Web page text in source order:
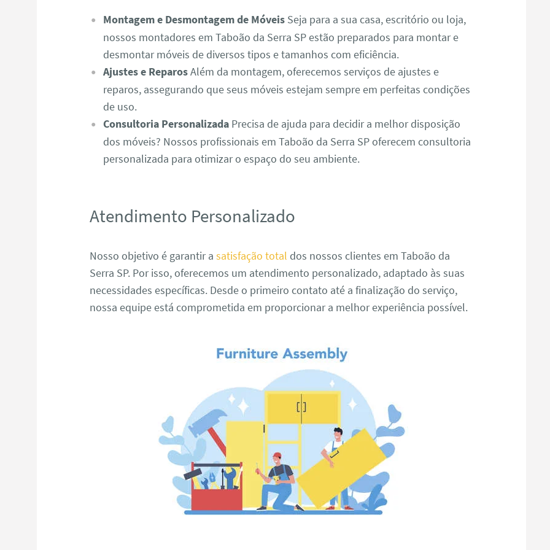
Montagem e Desmontagem de MóveisSeja para a sua casa, escritório ou loja,
nossos montadores em Taboão da Serra SP estão preparados para montar e
desmontar móveis de diversos tipos e tamanhos com eficiência.
Ajustes e ReparosAlém da montagem, oferecemos serviços de ajustes e
reparos, assegurando que seus móveis estejam sempre em perfeitas condições
de uso.
Consultoria PersonalizadaPrecisa de ajuda para decidir a melhor disposição
dos móveis? Nossos profissionais em Taboão da Serra SP oferecem consultoria
personalizada para otimizar o espaço do seu ambiente.
Atendimento Personalizado
Nosso objetivo é garantir asatisfação total dos nossos clientes em Taboão da
Serra SP. Por isso, oferecemos um atendimento personalizado, adaptado às suas
necessidades específicas. Desde o primeiro contato até a finalização do serviço,
nossa equipe está comprometida em proporcionar a melhor experiência possível.